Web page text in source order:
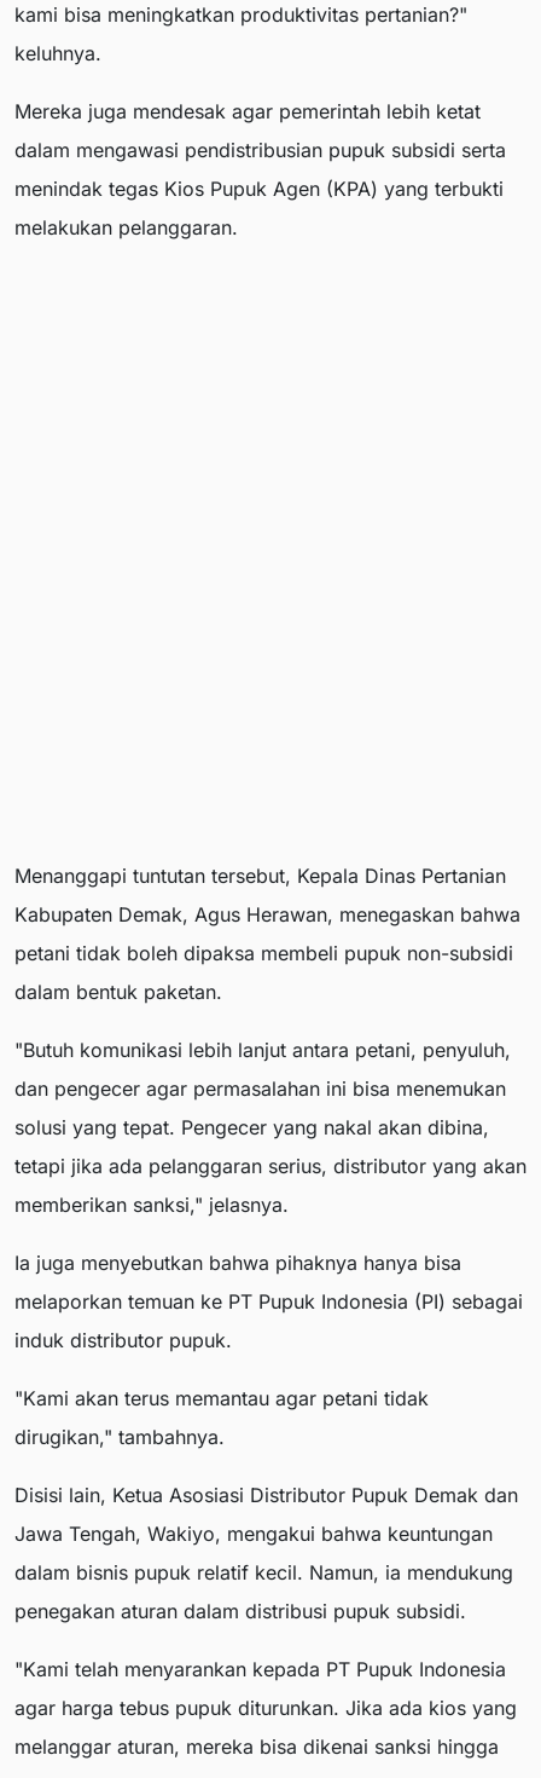
kami bisa meningkatkan produktivitas pertanian?"
keluhnya.
Mereka juga mendesak agar pemerintah lebih ketat
dalam mengawasi pendistribusian pupuk subsidi serta
menindak tegas Kios Pupuk Agen (KPA) yang terbukti
melakukan pelanggaran.
Menanggapi tuntutan tersebut, Kepala Dinas Pertanian
Kabupaten Demak, Agus Herawan, menegaskan bahwa
petani tidak boleh dipaksa membeli pupuk non-subsidi
dalam bentuk paketan.
"Butuh komunikasi lebih lanjut antara petani, penyuluh,
dan pengecer agar permasalahan ini bisa menemukan
solusi yang tepat. Pengecer yang nakal akan dibina,
tetapi jika ada pelanggaran serius, distributor yang akan
memberikan sanksi," jelasnya.
Ia juga menyebutkan bahwa pihaknya hanya bisa
melaporkan temuan ke PT Pupuk Indonesia (PI) sebagai
induk distributor pupuk.
"Kami akan terus memantau agar petani tidak
dirugikan," tambahnya.
Disisi lain, Ketua Asosiasi Distributor Pupuk Demak dan
Jawa Tengah, Wakiyo, mengakui bahwa keuntungan
dalam bisnis pupuk relatif kecil. Namun, ia mendukung
penegakan aturan dalam distribusi pupuk subsidi.
"Kami telah menyarankan kepada PT Pupuk Indonesia
agar harga tebus pupuk diturunkan. Jika ada kios yang
melanggar aturan, mereka bisa dikenai sanksi hingga